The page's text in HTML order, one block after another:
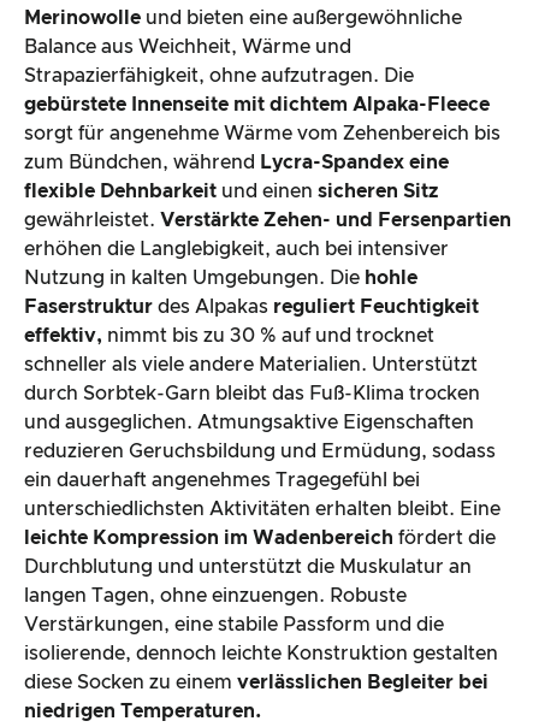
Merinowolle und bieten eine außergewöhnliche
Balance aus Weichheit, Wärme und
Strapazierfähigkeit, ohne aufzutragen. Die
gebürstete Innenseite mit dichtem Alpaka-Fleece
sorgt für angenehme Wärme vom Zehenbereich bis
zum Bündchen, während Lycra-Spandex eine
flexible Dehnbarkeit und einen sicheren Sitz
gewährleistet. Verstärkte Zehen- und Fersenpartien
erhöhen die Langlebigkeit, auch bei intensiver
Nutzung in kalten Umgebungen. Die hohle
Faserstruktur des Alpakas reguliert Feuchtigkeit
effektiv, nimmt bis zu 30 % auf und trocknet
schneller als viele andere Materialien. Unterstützt
durch Sorbtek-Garn bleibt das Fuß-Klima trocken
und ausgeglichen. Atmungsaktive Eigenschaften
reduzieren Geruchsbildung und Ermüdung, sodass
ein dauerhaft angenehmes Tragegefühl bei
unterschiedlichsten Aktivitäten erhalten bleibt. Eine
leichte Kompression im Wadenbereich fördert die
Durchblutung und unterstützt die Muskulatur an
langen Tagen, ohne einzuengen. Robuste
Verstärkungen, eine stabile Passform und die
isolierende, dennoch leichte Konstruktion gestalten
diese Socken zu einem verlässlichen Begleiter bei
niedrigen Temperaturen.